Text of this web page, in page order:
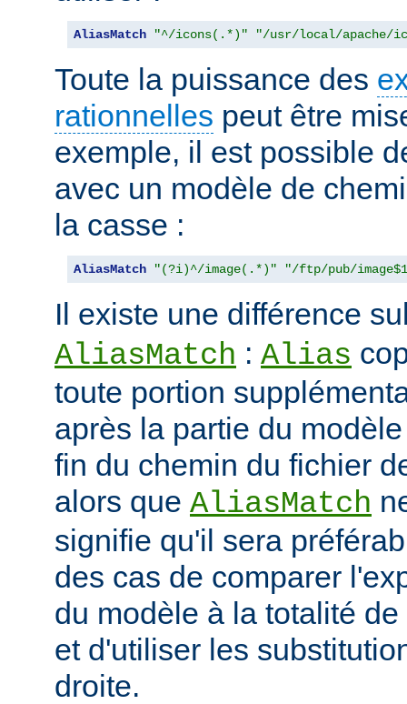
AliasMatch "^/icons(.*)" "/usr/local/apache/
Toute la puissance des
rationnelles peut être
exemple, il est possible
avec un modèle de
la casse :
AliasMatch "(?i)^/image(.*)" "/ftp/pub/
Il existe une différence
AliasMatch : Alias
toute portion
après la partie du
fin du chemin du fichier
alors que AliasMatch
signifie qu'il sera
des cas de comparer
du modèle à la totalité
et d'utiliser les
droite.